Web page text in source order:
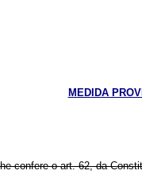
MEDIDA
confere o art. 62, da